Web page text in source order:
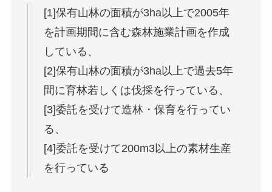
[1]保有山林の面積が3ha以上で2005年
を計画期間に含む森林施業計画を作成
している、
[2]保有山林の面積が3ha以上で過去5年
間に育林若しくは伐採を行っている、
[3]委託を受けて造林・保育を行ってい
る、
[4]委託を受けて200m3以上の素材生産
を行っている